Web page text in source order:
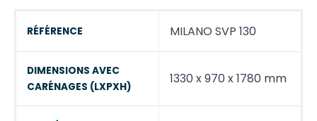
RÉFÉRENCE MILANO SVP 130
DIMENSIONS AVEC
CARÉNAGES (LXPXH)
1330 x 970 x 1780 mm